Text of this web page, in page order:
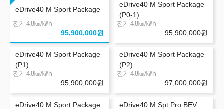
eDrive40 M Sport Package
전기 4.8㎞/㎾h
95,900,000원
eDrive40 M Sport Package
(P0-1)
전기 4.8㎞/㎾h
95,900,000원
eDrive40 M Sport Package
(P1)
전기 4.8㎞/㎾h
95,900,000원
eDrive40 M Sport Package
(P2)
전기 4.8㎞/㎾h
97,000,000원
eDrive40 M Sport Package
eDrive40 M Spt Pro BEV